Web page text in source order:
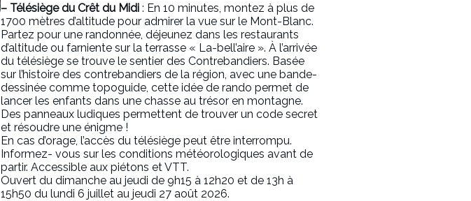
– Télésiège du Crêt du Midi : En 10 minutes, montez à plus de
1700 mètres d’altitude pour admirer la vue sur le Mont-Blanc.
Partez pour une randonnée, déjeunez dans les restaurants
d’altitude ou farniente sur la terrasse « La-bell’aire ». À l’arrivée
du télésiège se trouve le sentier des Contrebandiers. Basée
sur l’histoire des contrebandiers de la région, avec une bande-
dessinée comme topoguide, cette idée de rando permet de
lancer les enfants dans une chasse au trésor en montagne.
Des panneaux ludiques permettent de trouver un code secret
et résoudre une énigme !
En cas d’orage, l’accès du télésiège peut être interrompu.
Informez- vous sur les conditions météorologiques avant de
partir. Accessible aux piétons et VTT.
Ouvert du dimanche au jeudi de 9h15 à 12h20 et de 13h à
15h50 du lundi 6 juillet au jeudi 27 août 2026.